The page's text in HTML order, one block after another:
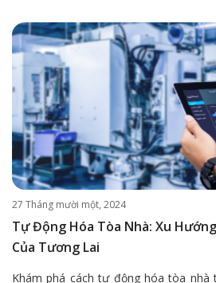
27 Tháng mười một, 2024
Tự Động Hóa Tòa Nhà: Xu Hướng
Của Tương Lai
Khám phá cách tự động hóa tòa